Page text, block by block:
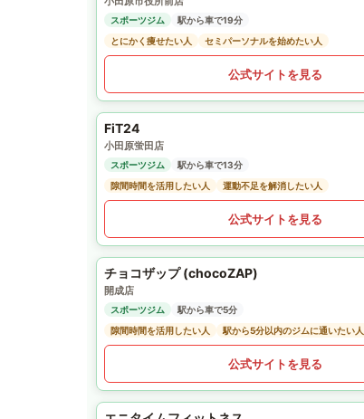
スポーツジム
駅から車で19分
とにかく痩せたい人
セミパーソナルを始めたい人
公式サイトを見る
FiT24
小田原蛍田店
スポーツジム
駅から車で13分
隙間時間を活用したい人
運動不足を解消したい人
公式サイトを見る
チョコザップ (chocoZAP)
開成店
スポーツジム
駅から車で5分
隙間時間を活用したい人
駅から5分以内のジムに通いたい人
公式サイトを見る